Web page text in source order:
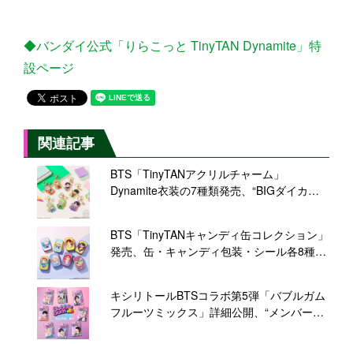
◆バンダイ公式「りらこっと TinyTAN Dynamite」特
設ページ
関連記事
BTS「TinyTANアクリルチャーム」
Dynamite衣装の7種類発売、“BIGダイカッ
BTS「TinyTANキャンディ缶コレクション」
発売、缶・キャンディ包装・シール各8種
キシリトールBTSコラボ第5弾「バブルガム
フルーツミックス」詳細公開、“メンバーの